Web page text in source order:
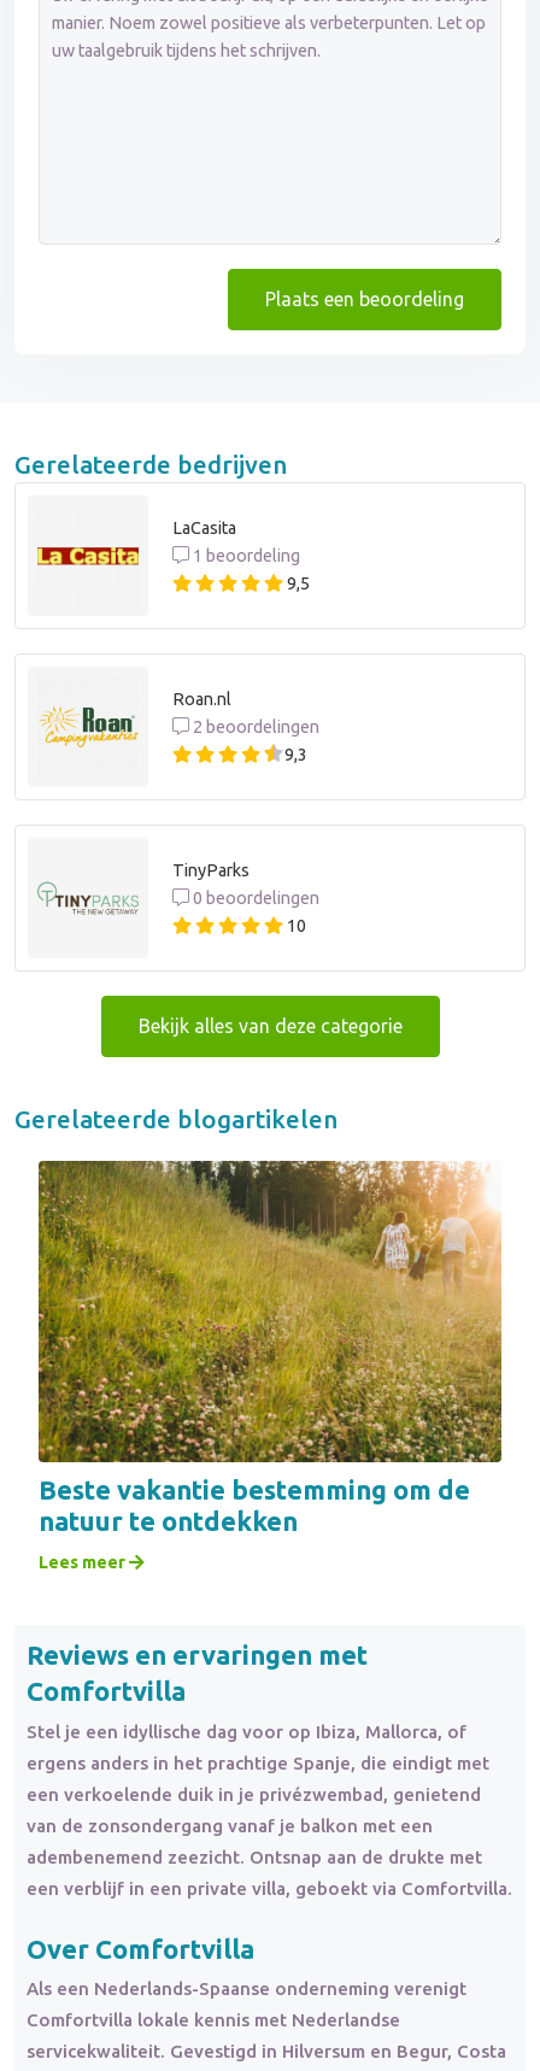
Plaats een beoordeling
Gerelateerde bedrijven
LaCasita
1 beoordeling
9,5
Roan.nl
2 beoordelingen
9,3
TinyParks
0 beoordelingen
10
Bekijk alles van deze categorie
Gerelateerde blogartikelen
Beste vakantie bestemming om de
natuur te ontdekken
Lees meer
Reviews en ervaringen met
Comfortvilla
Stel je een idyllische dag voor op Ibiza, Mallorca, of
ergens anders in het prachtige Spanje, die eindigt met
een verkoelende duik in je privézwembad, genietend
van de zonsondergang vanaf je balkon met een
adembenemend zeezicht. Ontsnap aan de drukte met
een verblijf in een private villa, geboekt via Comfortvilla.
Over Comfortvilla
Als een Nederlands-Spaanse onderneming verenigt
Comfortvilla lokale kennis met Nederlandse
servicekwaliteit. Gevestigd in Hilversum en Begur, Costa